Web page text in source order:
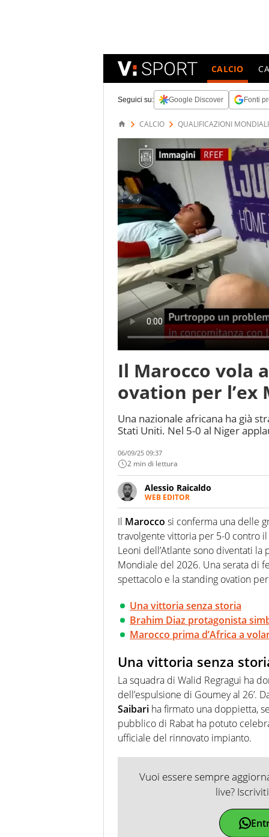
CALCIO
Seguici su: Google Discover Fonti
CALCIO QUALIFICAZIONI
Il Marocco vola
ovation per l’ex
Una nazionale africana ha già
Stati Uniti. Nel 5-0 al Niger
06/09/25 09:37
2 min di lettura
Alessio Raicaldo
WEB EDITOR
Un figlio che si chiama Diego
quale filo conduttore
indaga, approfondisce e
Il Marocco si conferma una delle
travolgente vittoria per 5-0 contro il
Leoni dell’Atlante sono diventati
Mondiale del 2026. Una serata di
spettacolo e la standing ovation
Una vittoria senza storia
Brahim Diaz protagonista
Marocco prima d’Africa a
Una vittoria senza
La squadra di Walid Regragui ha
dell’espulsione di Goumey al 26’.
Saibari ha firmato una doppietta,
pubblico di Rabat ha potuto
ufficiale del rinnovato impianto.
Vuoi essere sempre
live?